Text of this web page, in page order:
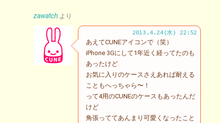
zawatch より
2013.4.24(水) 22:52
あえてCUNEアイコンで（笑）
iPhone 3Gにして1年近く経ってたのも
あったけど
お気に入りのケースさえあれば耐える
こともへっちゃら〜！
って4用のCUNEのケースもあったんだ
けど
角張っててあんまり可愛くなったこと